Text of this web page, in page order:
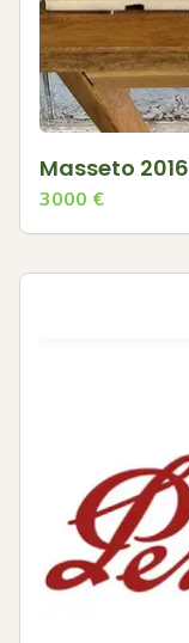
Masseto 2016
3000 €